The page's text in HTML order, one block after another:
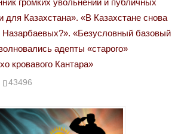
для Казахстана». «В Казахстане снова
«Безусловный базовый
адепты «старого»
кровавого Кантара»
43496